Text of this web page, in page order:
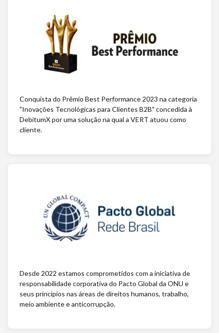
Conquista do Prêmio Best Performance 2023 na categoria
"Inovações Tecnológicas para Clientes B2B" concedida à
DebitumX por uma solução na qual a VERT atuou como
cliente.
Desde 2022 estamos comprometidos com a iniciativa de
responsabilidade corporativa do Pacto Global da ONU e
seus princípios nas áreas de direitos humanos, trabalho,
meio ambiente e anticorrupção.